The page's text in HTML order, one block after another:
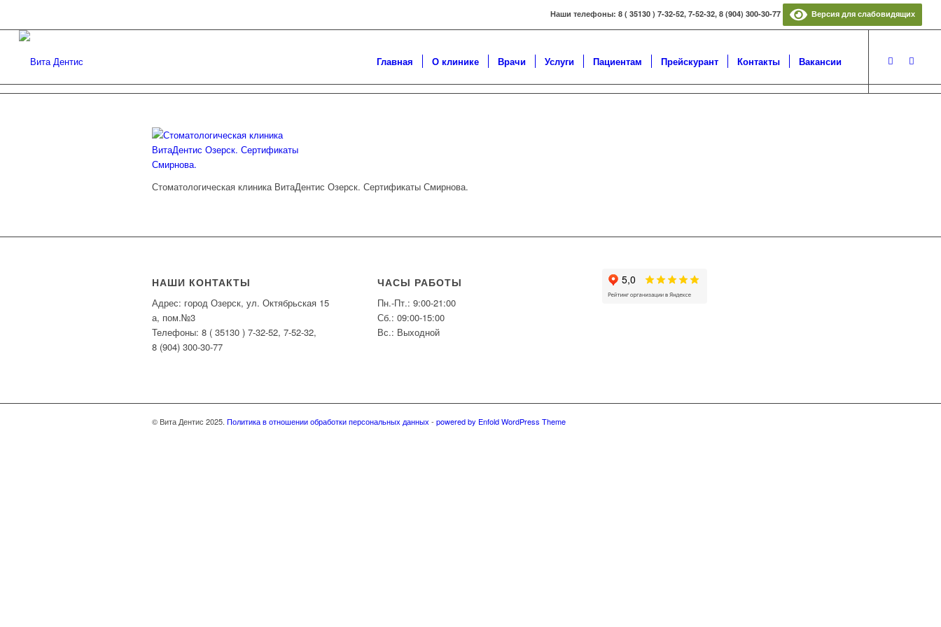
Наши телефоны: 8 ( 35130 ) 7-32-52, 7-52-32, 8 (904) 300-30-77 Версия для слабовидящих
Главная О клинике Врачи Услуги Пациентам Прейскурант Контакты Вакансии
Стоматологическая клиника ВитаДентис Озерск. Сертификаты Смирнова.
НАШИ КОНТАКТЫ
Адрес: город Озерск, ул. Октябрьская 15
а, пом.№3
Телефоны: 8 ( 35130 ) 7-32-52, 7-52-32,
8 (904) 300-30-77
ЧАСЫ РАБОТЫ
Пн.-Пт.: 9:00-21:00
Сб.: 09:00-15:00
Вс.: Выходной
© Вита Дентис 2025. Политика в отношении обработки персональных данных- powered by Enfold WordPress Theme